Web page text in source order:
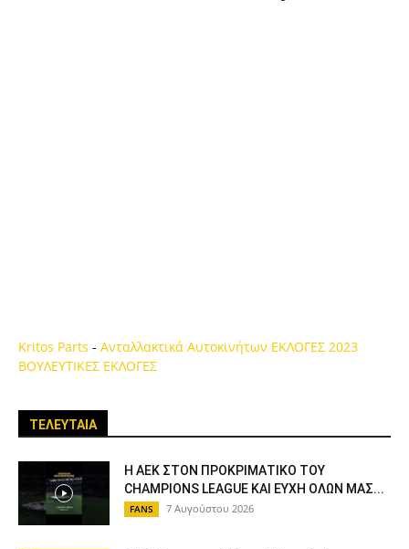
Kritos Parts - Ανταλλακτικά Αυτοκινήτων ΕΚΛΟΓΕΣ 2023
ΒΟΥΛΕΥΤΙΚΕΣ ΕΚΛΟΓΕΣ
ΤΕΛΕΥΤΑΙΑ
Η ΑΕΚ ΣΤΟΝ ΠΡΟΚΡΙΜΑΤΙΚΟ ΤΟΥ
CHAMPIONS LEAGUE ΚΑΙ ΕΥΧΗ ΟΛΩΝ ΜΑΣ...
FANS 7 Αυγούστου 2026